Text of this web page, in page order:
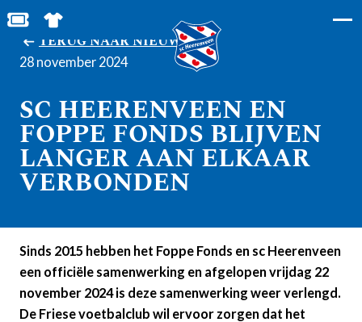
BESTEL JOUW TICKETS
SHOP IN DE FEANSTORE
TERUG NAAR NIEUWS
28 november 2024
SC HEERENVEEN EN
FOPPE FONDS BLIJVEN
LANGER AAN ELKAAR
VERBONDEN
Sinds 2015 hebben het Foppe Fonds en sc Heerenveen
een officiële samenwerking en afgelopen vrijdag 22
november 2024 is deze samenwerking weer verlengd.
De Friese voetbalclub wil ervoor zorgen dat het